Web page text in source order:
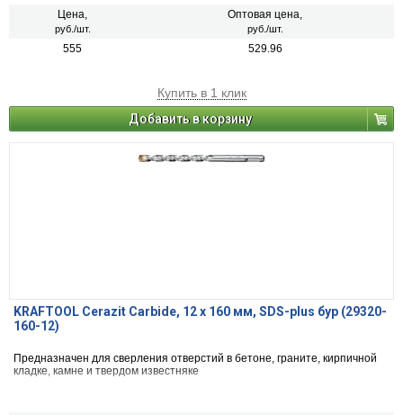
Цена,
руб./шт.
Оптовая цена,
руб./шт.
555 529.96
Купить в 1 клик
Добавить в корзину
KRAFTOOL Cerazit Carbide, 12 х 160 мм, SDS-plus бур (29320-
160-12)
Предназначен для сверления отверстий в бетоне, граните, кирпичной
кладке, камне и твердом известняке